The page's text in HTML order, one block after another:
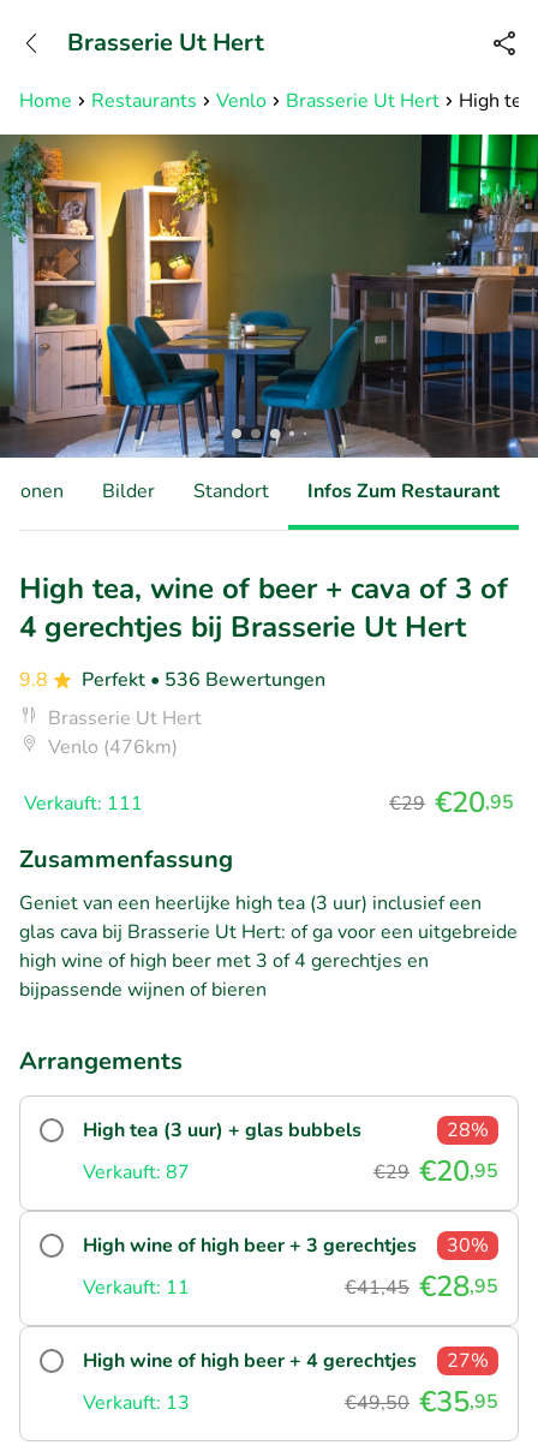
Erreichbar bis 23:00 Uhr (max
0,09€/Min)
Home Restaurants Venlo Brasserie Ut Hert High
Brasserie Ut Hert
Bilder Standort Infos Zum Restaurant
High tea, wine of beer + cava of 3 of
4 gerechtjes bij Brasserie Ut Hert
9.8 Perfekt • 536 Bewertungen
Brasserie Ut Hert
Venlo (476km)
Verkauft: 111 €29 €20,95
Zusammenfassung
Geniet van een heerlijke high tea (3 uur) inclusief een
glas cava bij Brasserie Ut Hert: of ga voor een uitgebreide
high wine of high beer met 3 of 4 gerechtjes en
bijpassende wijnen of bieren
Arrangements
High tea (3 uur) + glas bubbels
28%
Verkauft: 87
€29 €20,95
High wine of high beer + 3 gerechtjes
30%
Verkauft: 11
€41,45 €28,95
High wine of high beer + 4 gerechtjes
27%
Verkauft: 13
€49,50 €35,95